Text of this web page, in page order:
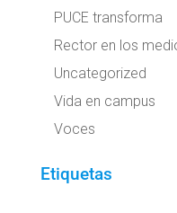
PUCE transforma
Rector en los
Uncategorized
Vida en campus
Voces
Etiquetas